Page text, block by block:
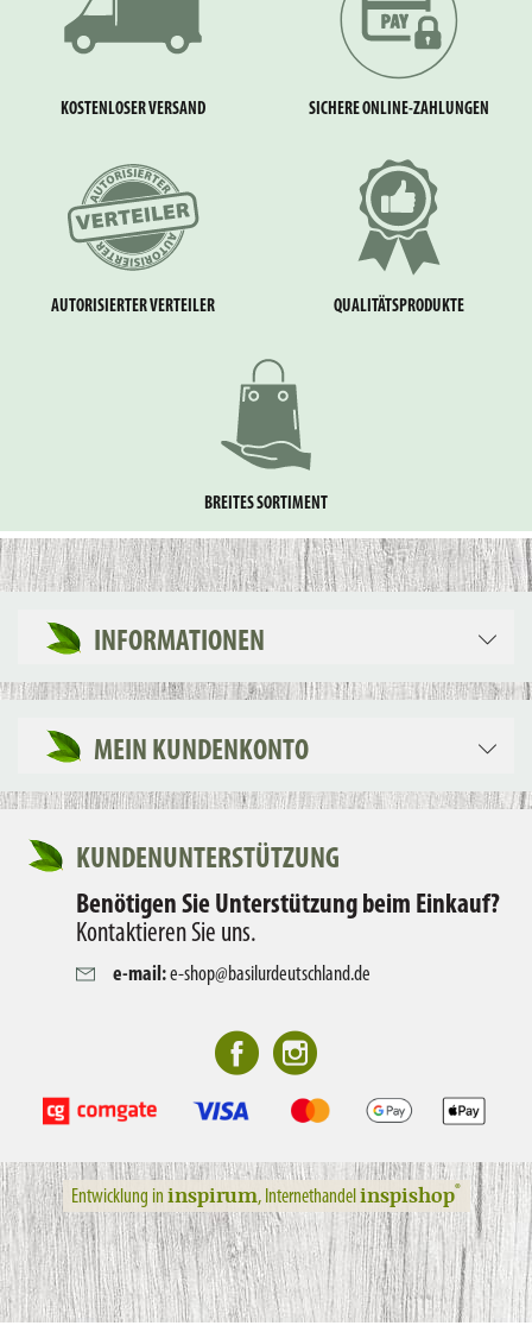
KOSTENLOSER VERSAND SICHERE ONLINE-ZAHLUNGEN
AUTORISIERTER VERTEILER QUALITÄTSPRODUKTE
BREITES SORTIMENT
INFORMATIONEN
MEIN KUNDENKONTO
KUNDENUNTERSTÜTZUNG
Benötigen Sie Unterstützung beim Einkauf?
Kontaktieren Sie uns.
e-mail:e-shop@basilurdeutschland.de
Entwicklung in inspirum, Internethandel inspishop®